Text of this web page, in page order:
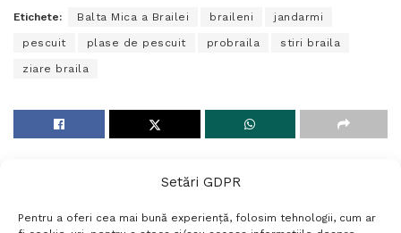
Setări GDPR
Pentru a oferi cea mai bună experiență, folosim tehnologii, cum ar
Etichete: Balta Mica a Brailei braileni jandarmi
pescuit plase de pescuit probraila stiri braila
ziare braila